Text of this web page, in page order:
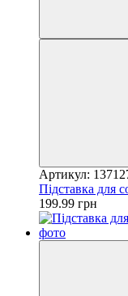
Артикул:
Підставка для
199.99 грн